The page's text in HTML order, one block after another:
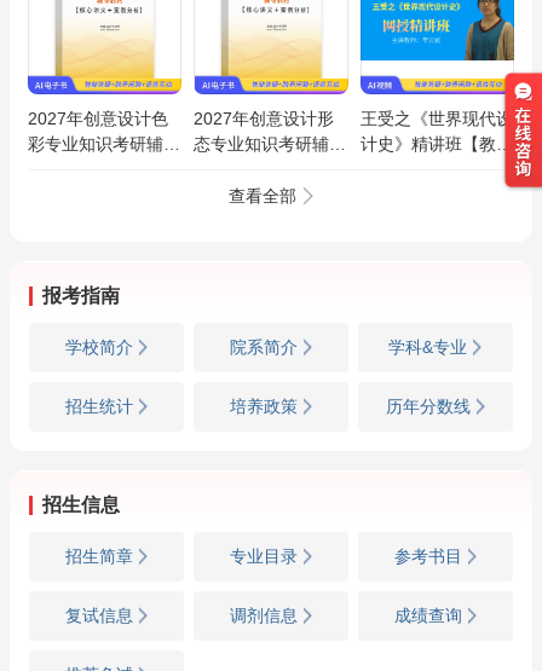
2027年创意设计色
彩专业知识考研辅导
2027年创意设计形
态专业知识考研辅导
例分析】AI讲解
王受之《世界现代设
计史》精讲班【教材
查看全部
报考指南
学校简介 院系简介 学科&专业
招生统计 培养政策 历年分数线
招生信息
招生简章 专业目录 参考书目
复试信息 调剂信息 成绩查询